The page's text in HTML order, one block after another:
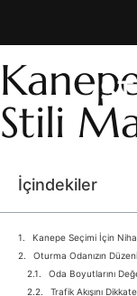
Stili
İçindekiler
Kanepe Seçimi İçin
Oturma Odanızın
Oda Boyutlarını
Trafik Akışını